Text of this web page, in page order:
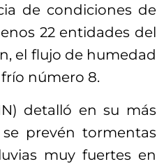
de condiciones de
22 entidades del
el flujo de humedad
número 8.
detalló en su más
prevén tormentas
muy fuertes en